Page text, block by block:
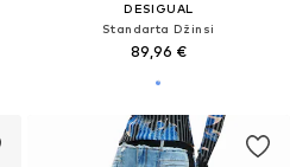
DESIGUAL
Standarta Džinsi
89,96 €